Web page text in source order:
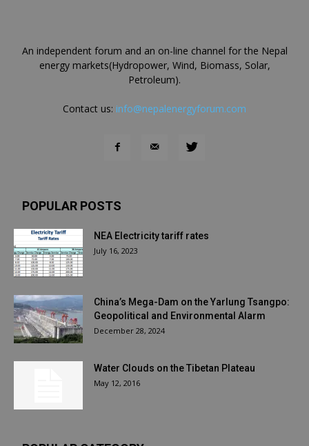
An independent forum and an on-line channel for the Nepal
energy markets(Hydropower, Wind, Biomass, Solar,
Petroleum).
Contact us: info@nepalenergyforum.com
POPULAR POSTS
NEA Electricity tariff rates
July 16, 2023
China’s Mega-Dam on the Yarlung Tsangpo:
Geopolitical and Environmental Alarm
December 28, 2024
Water Clouds on the Tibetan Plateau
May 12, 2016